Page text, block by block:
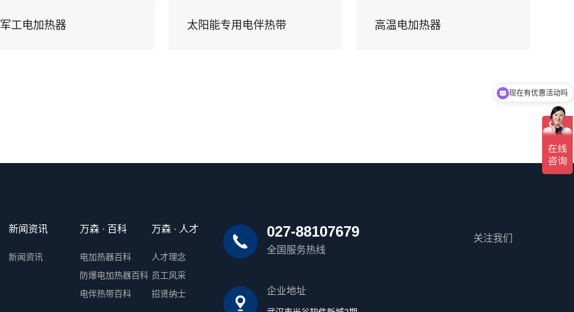
军工电加热器 太阳能专用电伴热带 高温电加热器
新闻资讯
新闻资讯
万森 · 百科
电加热器百科
防爆电加热器百科
电伴热带百科
万森 · 人才
人才理念
员工风采
招贤纳士
027-88107679
全国服务热线
企业地址
关注我们
现在有优惠活动吗